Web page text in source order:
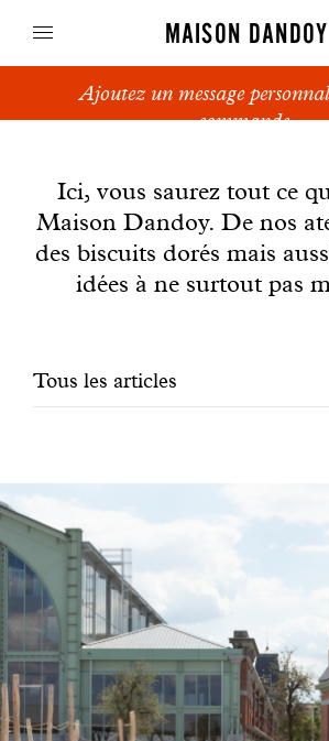
MAISON DANDOY
Speculoos
Pains sucrés
Gâteaux
Manifesto
Dandoy Family
Boutiques
Ajoutez un message
commande.
Ici, vous saurez tout ce
Maison Dandoy. De nos
des biscuits dorés mais
idées à ne surtout pas
Filtrer
Tous les articles